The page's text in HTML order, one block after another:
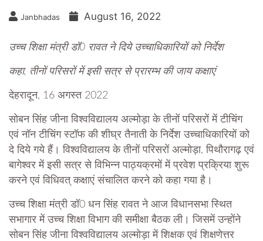
Janbhadas August 16, 2022
उच्च शिक्षा मंत्री डॉ0 रावत ने दिये उच्चाधिकारियों को निर्देश
कहा, तीनों परिसरों में इसी सत्र से प्रारम्भ की जाय कक्षाएं
देहरादून, 16 अगस्त 2022
सोबन सिंह जीना विश्वविद्यालय अल्मोड़ा के तीनों परिसरों में टीचिंग
एवं नॉन टीचिंग स्टॉफ की शीघ्र तैनाती के निर्देश उच्चाधिकारियों को
दे दिये गये हैं। विश्वविद्यालय के तीनों परिसरों अल्मोड़ा, पिथौरागढ़ एवं
बागेश्वर में इसी सत्र से विभिन्न पाठ्यक्रमों में प्रवेश प्रक्रिया शुरू
करने एवं विधिवत् कक्षाएं संचालित करने को कहा गया है।
उच्च शिक्षा मंत्री डॉ0 धन सिंह रावत ने आज विधानसभा स्थित
सभागार में उच्च शिक्षा विभाग की समीक्षा बैठक ली। जिसमें उन्होंने
सोबन सिंह जीना विश्वविद्यालय अल्मोड़ा में शिक्षक एवं शिक्षणेत्तर